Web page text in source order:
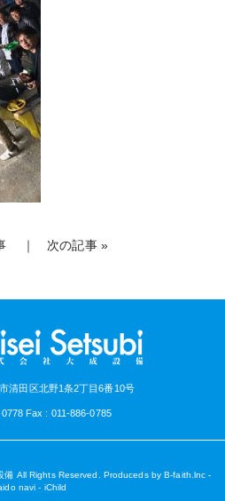
｜ 次の記事»
清田区北野1条2丁目6番10号
Fax : 011-886-0785
備 All Rights Reserved. Produceds byB-faith.lnc -
navi - iChild